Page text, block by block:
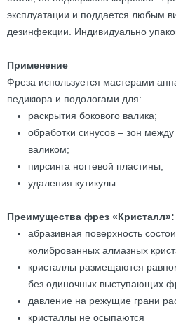
эксплуатации и поддается любым
дезинфекции. Индивидуально
Применение
Фреза используется мастерами
педикюра и подологами для:
раскрытия бокового валика;
обработки синусов – зон
валиком;
пирсинга ногтевой пластины;
удаления кутикулы.
Преимущества фрез «Кристалл»:
абразивная поверхность
колиброванных алмазных
кристаллы размещаются
без одиночных выступающих
давление на режущие грани
кристаллы не осыпаются